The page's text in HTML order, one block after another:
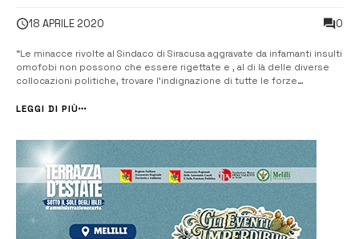
18 APRILE 2020 0
“Le minacce rivolte al Sindaco di Siracusa aggravate da infamanti insulti
omofobi non possono che essere rigettate e , al di là delle diverse
collocazioni politiche, trovare l’indignazione di tutte le forze
Siracusa Francesco Italia, ma anche un invito a tutt...
LEGGI DI PIÙ